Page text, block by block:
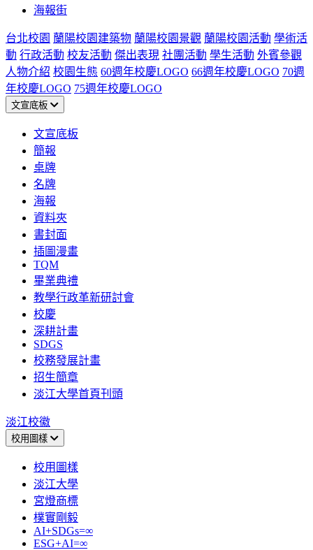
海報街
台北校園 蘭陽校園建築物 蘭陽校園景觀 蘭陽校園活動 學術活
動 行政活動 校友活動 傑出表現 社團活動 學生活動 外賓參觀
人物介紹 校園生態 60週年校慶LOGO 66週年校慶LOGO 70週
年校慶LOGO 75週年校慶LOGO
文宣底板
文宣底板
簡報
桌牌
名牌
海報
資料夾
書封面
插圖漫畫
TQM
畢業典禮
教學行政革新研討會
校慶
深耕計畫
SDGS
校務發展計畫
招生簡章
淡江大學首頁刊頭
淡江校徽
校用圖樣
校用圖樣
淡江大學
宮燈商標
樸實剛毅
AI+SDGs=∞
ESG+AI=∞